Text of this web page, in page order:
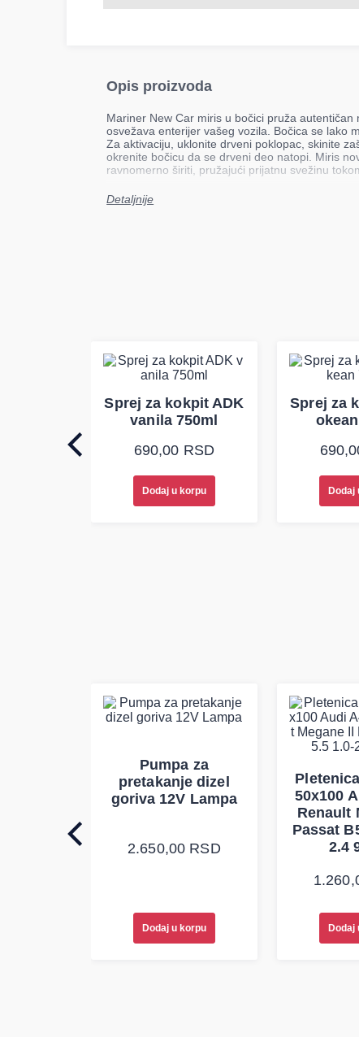
Opis proizvoda
Mariner New Car miris u bočici pruža autentičan
osvežava enterijer vašeg vozila. Bočica se lako
Za aktivaciju, uklonite drveni poklopac, skinite
okrenite bočicu da se drveni deo natopi. Miris
ravnomerno širiti, pružajući prijatnu svežinu
Detaljnije
Sprej za kokpit ADK
vanila 750ml
690,00 RSD
Dodaj u korpu
Sprej za
Dodaj
Pumpa za
pretakanje dizel
goriva 12V Lampa
2.650,00 RSD
Dodaj u korpu
50x100
Renault
Passat
2.4
Dodaj